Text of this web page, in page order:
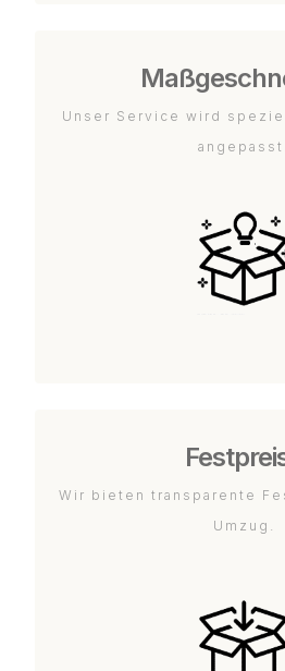
Unser Service wird
angepasst.
Wir bieten transparente
Umzug.